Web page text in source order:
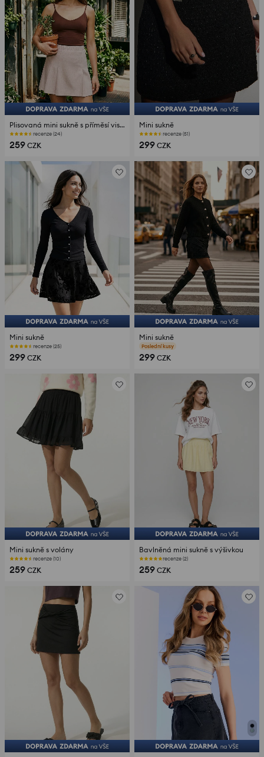
Plisovaná mini sukně s příměsí viskózy
recenze (24)
259 CZK
Mini sukně
recenze (51)
299 CZK
Mini sukně
recenze (25)
299 CZK
Mini sukně
recenze (23)
299 CZK
Mini sukně s volány
recenze (10)
259 CZK
Bavlněná mini sukně s výšivkou
recenze (2)
259 CZK